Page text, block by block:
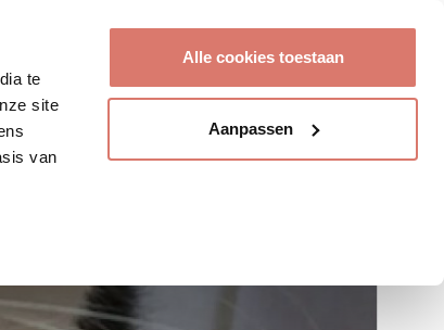
te
site
van
Alle cookies toestaan
Aanpassen